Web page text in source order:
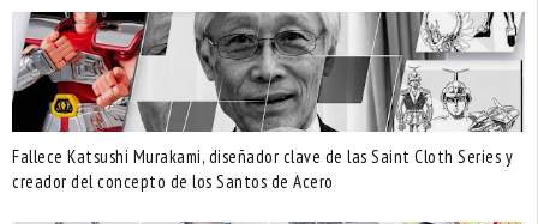
Fallece Katsushi Murakami, diseñador clave de las Saint Cloth Series y
creador del concepto de los Santos de Acero